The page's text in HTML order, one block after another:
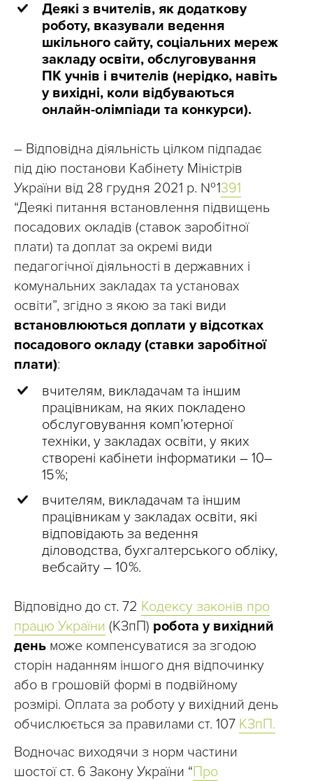
Деякі з вчителів, як додаткову
роботу, вказували ведення
шкільного сайту, соціальних мереж
закладу освіти, обслуговування
ПК учнів і вчителів (нерідко, навіть
у вихідні, коли відбуваються
онлайн-олімпіади та конкурси).
– Відповідна діяльність цілком підпадає
під дію постанови Кабінету Міністрів
України від 28 грудня 2021 р. № 1391
“Деякі питання встановлення підвищень
посадових окладів (ставок заробітної
плати) та доплат за окремі види
педагогічної діяльності в державних і
комунальних закладах та установах
освіти”, згідно з якою за такі види
встановлюються доплати у відсотках
посадового окладу (ставки заробітної
плати):
вчителям, викладачам та іншим
працівникам, на яких покладено
обслуговування комп’ютерної
техніки, у закладах освіти, у яких
створені кабінети інформатики – 10–
15 %;
вчителям, викладачам та іншим
працівникам у закладах освіти, які
відповідають за ведення
діловодства, бухгалтерського обліку,
вебсайту – 10 %.
Відповідно до ст. 72 Кодексу законів про
працю України (КЗпП) робота у вихідний
день може компенсуватися за згодою
сторін наданням іншого дня відпочинку
або в грошовій формі в подвійному
розмірі. Оплата за роботу у вихідний день
обчислюється за правилами ст. 107 КЗпП.
Водночас виходячи з норм частини
шостої ст. 6 Закону України “Про